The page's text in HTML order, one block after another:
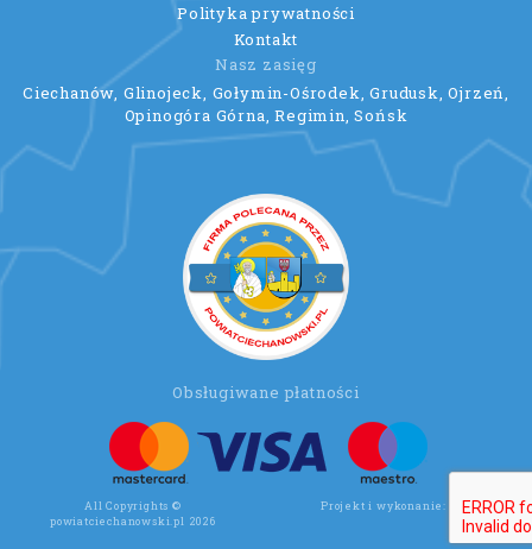
Polityka prywatności
Kontakt
Nasz zasięg
Ciechanów, Glinojeck, Gołymin-Ośrodek, Grudusk, Ojrzeń,
Opinogóra Górna, Regimin, Sońsk
Obsługiwane płatności
All Copyrights ©
powiatciechanowski.pl 2026
Projekt i wykonanie: Wee Click